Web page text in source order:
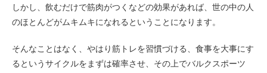
しかし、飲むだけで筋肉がつくなどの効果があれば、世の中の人
のほとんどがムキムキになれるということになります。
そんなことはなく、やはり筋トレを習慣づける、食事を大事にす
るというサイクルをまずは確率させ、その上でバルクスポーツ